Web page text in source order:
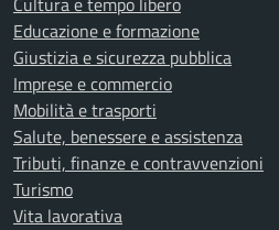
Educazione e formazione
Giustizia e sicurezza pubblica
Imprese e commercio
Mobilità e trasporti
Salute, benessere e assistenza
Tributi, finanze e contravvenzioni
Turismo
Vita lavorativa